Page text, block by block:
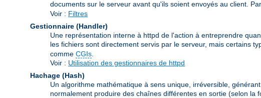
documents sur le serveur avant qu'ils soient envoyés au client.
Voir : Filtres
Gestionnaire (Handler)
Une représentation interne à httpd de l'action à entreprendre
les fichiers sont directement servis par le serveur, mais certains
comme CGIs
Voir : Utilisation des gestionnaires de httpd
Hachage (Hash)
Un algorithme mathématique à sens unique, irréversible,
normalement produire des chaînes différentes en sortie (selon la